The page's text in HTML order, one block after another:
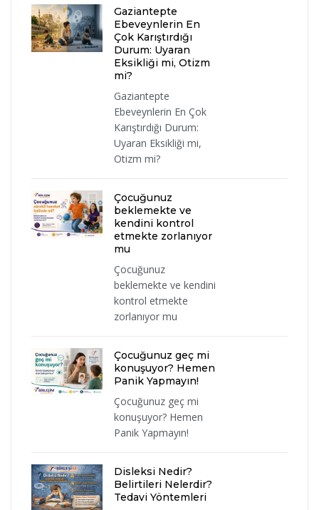
Gaziantepte
Ebeveynlerin En
Çok Karıştırdığı
Durum: Uyaran
Eksikliği mi, Otizm
mi?
Gaziantepte
Ebeveynlerin En Çok
Karıştırdığı Durum:
Uyaran Eksikliği mi,
Otizm mi?
Çocuğunuz
beklemekte ve
kendini kontrol
etmekte zorlanıyor
mu
Çocuğunuz
beklemekte ve kendini
kontrol etmekte
zorlanıyor mu
Çocuğunuz geç mi
konuşuyor? Hemen
Panik Yapmayın!
Çocuğunuz geç mi
konuşuyor? Hemen
Panik Yapmayın!
Disleksi Nedir?
Belirtileri Nelerdir?
Tedavi Yöntemleri